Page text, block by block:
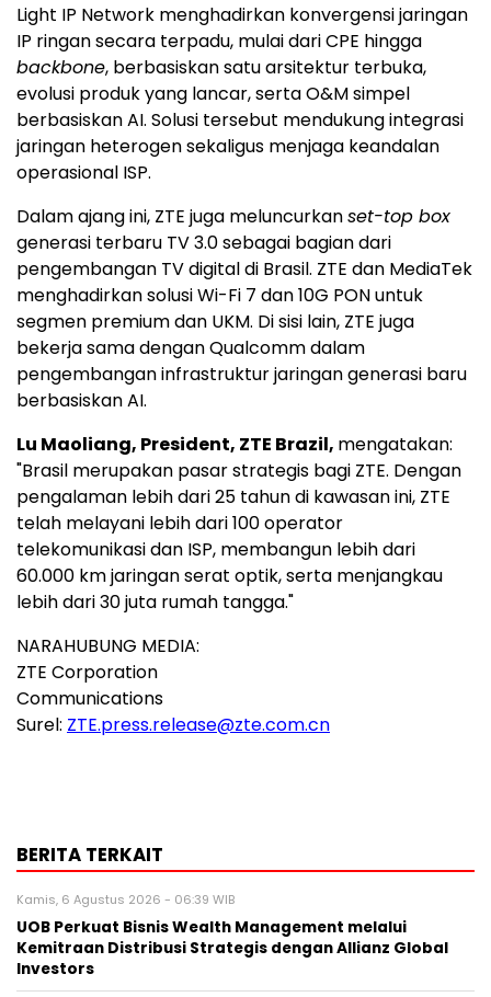
Light IP Network menghadirkan konvergensi jaringan
IP ringan secara terpadu, mulai dari CPE hingga
backbone, berbasiskan satu arsitektur terbuka,
evolusi produk yang lancar, serta O&M simpel
berbasiskan AI. Solusi tersebut mendukung integrasi
jaringan heterogen sekaligus menjaga keandalan
operasional ISP.
Dalam ajang ini, ZTE juga meluncurkanset-top box
generasi terbaru TV 3.0 sebagai bagian dari
pengembangan TV digital di Brasil. ZTE dan MediaTek
menghadirkan solusi Wi-Fi 7 dan 10G PON untuk
segmen premium dan UKM. Di sisi lain, ZTE juga
bekerja sama dengan Qualcomm dalam
pengembangan infrastruktur jaringan generasi baru
berbasiskan AI.
Lu Maoliang, President, ZTE Brazil, mengatakan:
"Brasil merupakan pasar strategis bagi ZTE. Dengan
pengalaman lebih dari 25 tahun di kawasan ini, ZTE
telah melayani lebih dari 100 operator
telekomunikasi dan ISP, membangun lebih dari
60.000 km jaringan serat optik, serta menjangkau
lebih dari 30 juta rumah tangga."
NARAHUBUNG MEDIA:
ZTE Corporation
Communications
Surel: ZTE.press.release@zte.com.cn
BERITA TERKAIT
Kamis, 6 Agustus 2026 - 06:39 WIB
UOB Perkuat Bisnis Wealth Management melalui
Kemitraan Distribusi Strategis dengan Allianz Global
Investors